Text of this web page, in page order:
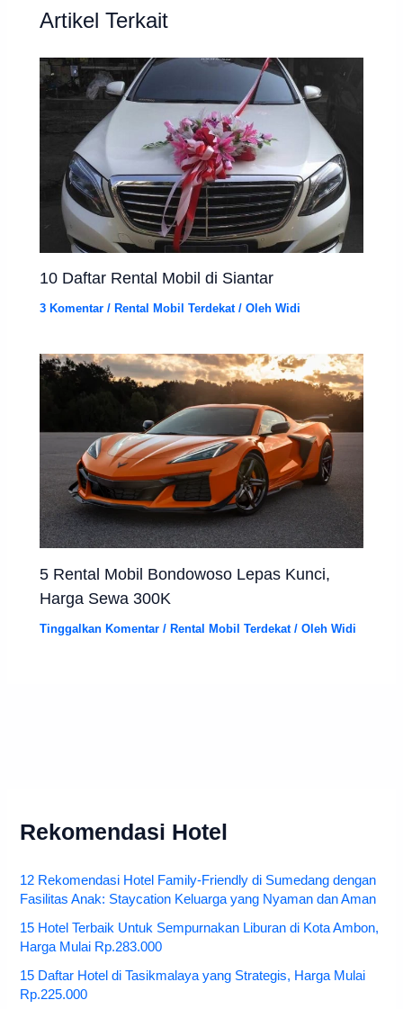
Artikel Terkait
10 Daftar Rental Mobil di Siantar
3 Komentar / Rental Mobil Terdekat/ OlehWidi
5 Rental Mobil Bondowoso Lepas Kunci,
Harga Sewa 300K
Tinggalkan Komentar / Rental Mobil Terdekat/ OlehWidi
Rekomendasi Hotel
12 Rekomendasi Hotel Family-Friendly di Sumedang dengan
Fasilitas Anak: Staycation Keluarga yang Nyaman dan Aman
15 Hotel Terbaik Untuk Sempurnakan Liburan di Kota Ambon,
Harga Mulai Rp.283.000
15 Daftar Hotel di Tasikmalaya yang Strategis, Harga Mulai
Rp.225.000